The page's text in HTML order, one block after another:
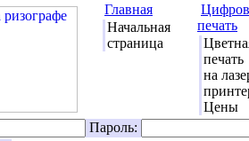
Главная
Начальная
страница
печать
печать
на
Цены
Пароль: